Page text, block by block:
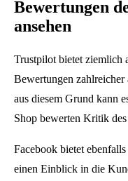
Bewertungen
ansehen
Trustpilot bietet ziemlich
Bewertungen
aus diesem Grund kann
Shop bewerten Kritik
Facebook bietet
einen Einblick in die